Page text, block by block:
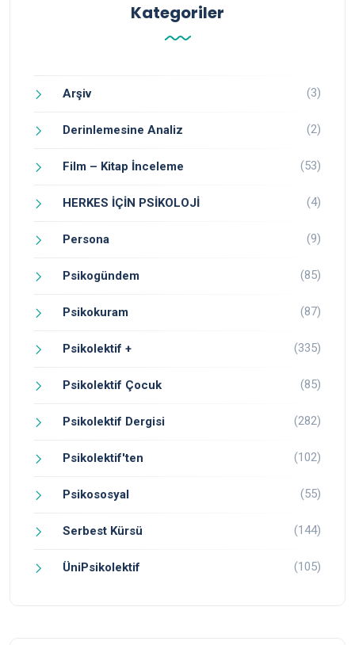
Kategoriler
Arşiv (3)
Derinlemesine Analiz (2)
Film – Kitap İnceleme (53)
HERKES İÇİN PSİKOLOJİ (4)
Persona (9)
Psikogündem (85)
Psikokuram (87)
Psikolektif + (335)
Psikolektif Çocuk (85)
Psikolektif Dergisi (282)
Psikolektif'ten (102)
Psikososyal (55)
Serbest Kürsü (144)
ÜniPsikolektif (105)